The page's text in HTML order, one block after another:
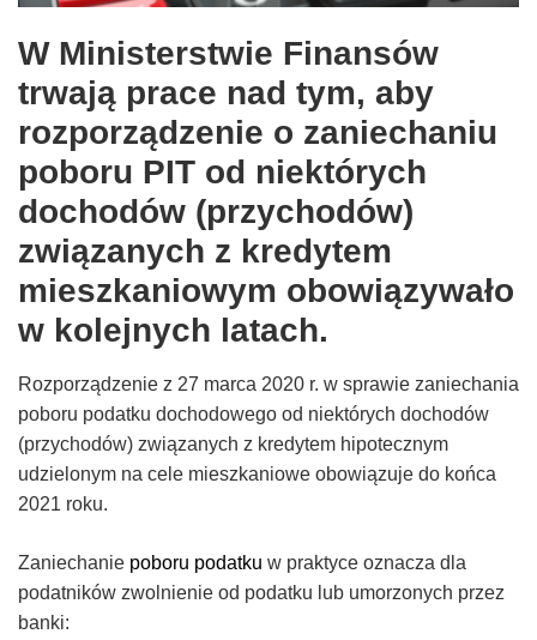
–
Taxfin.pl
W Ministerstwie Finansów
trwają prace nad tym, aby
rozporządzenie o zaniechaniu
poboru PIT od niektórych
dochodów (przychodów)
związanych z kredytem
mieszkaniowym obowiązywało
w kolejnych latach.
Rozporządzenie z 27 marca 2020 r. w sprawie zaniechania
poboru podatku dochodowego od niektórych dochodów
(przychodów) związanych z kredytem hipotecznym
udzielonym na cele mieszkaniowe obowiązuje do końca
2021 roku.
Zaniechanie poboru podatku w praktyce oznacza dla
podatników zwolnienie od podatku lub umorzonych przez
banki: